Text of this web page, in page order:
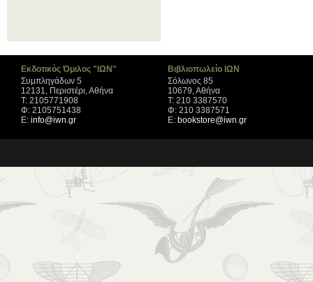
Εκδοτικός Όμιλος "ΙΩΝ"
Συμπληγάδων 5
12131, Περιστέρι, Αθήνα
Τ: 2105771908
Φ: 2105751438
Ε: info@iwn.gr
Βιβλιοπωλείο ΙΩΝ
Σόλωνος 85
10679, Αθήνα
Τ: 210 3387570
Φ: 210 3387571
Ε: bookstore@iwn.gr